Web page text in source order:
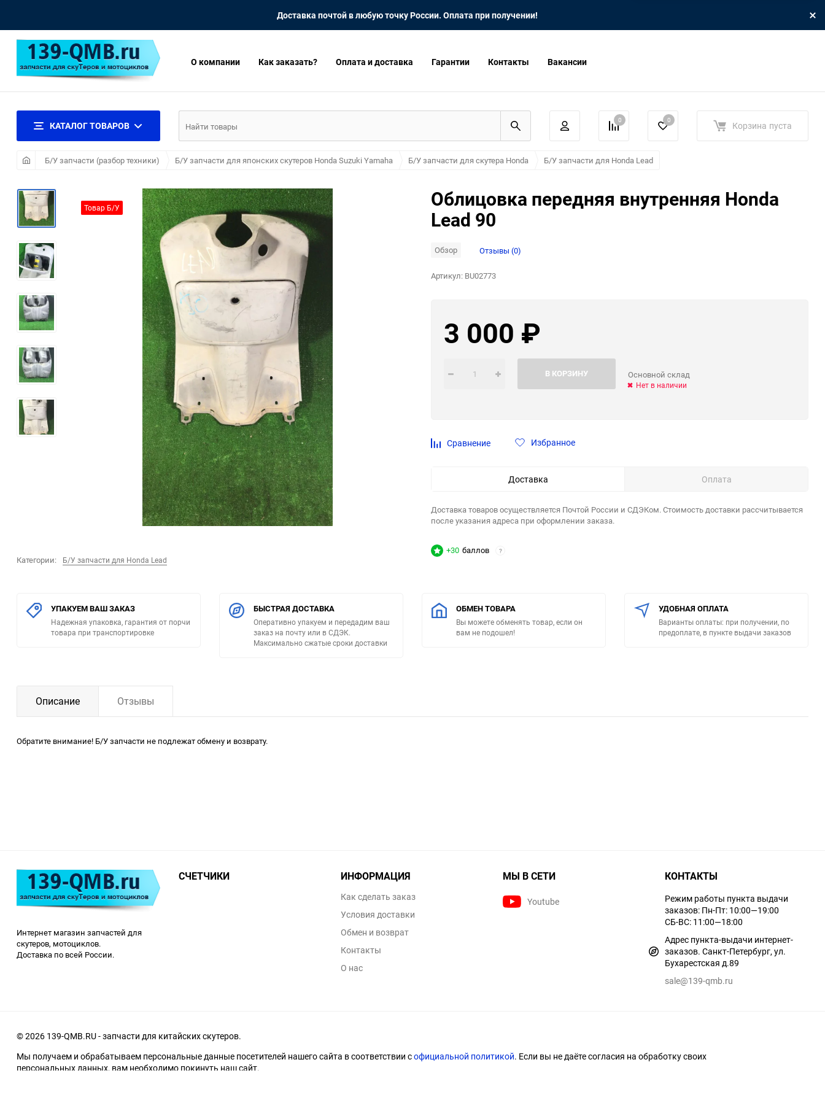
Доставка почтой в любую точку России. Оплата при получении!
О компании Как заказать? Оплата и доставка Гарантии Контакты Вакансии
КАТАЛОГ ТОВАРОВ 0 0 Корзина пуста
Б/У запчасти (разбор техники) Б/У запчасти для японских скутеров Honda Suzuki Yamaha Б/У запчасти для скутера Honda Б/У запчасти для Honda Lead
Товар Б/У
Категории: Б/У запчасти для Honda Lead
Облицовка передняя внутренняя Honda
Lead 90
Обзор Отзывы (0)
Артикул: BU02773
3 000 ₽
В КОРЗИНУ Основной склад
Нет в наличии
Сравнение Избранное
Доставка Оплата
Доставка товаров осуществляется Почтой России и СДЭКом. Стоимость доставки рассчитывается
после указания адреса при оформлении заказа.
+30 баллов ?
УПАКУЕМ ВАШ ЗАКАЗ
Надежная упаковка, гарантия от порчи
товара при транспортировке
БЫСТРАЯ ДОСТАВКА
Оперативно упакуем и передадим ваш
заказ на почту или в СДЭК.
Максимально сжатые сроки доставки
ОБМЕН ТОВАРА
Вы можете обменять товар, если он
вам не подошел!
УДОБНАЯ ОПЛАТА
Варианты оплаты: при получении, по
предоплате, в пункте выдачи заказов
Описание Отзывы
Обратите внимание! Б/У запчасти не подлежат обмену и возврату.
Интернет магазин запчастей для
скутеров, мотоциклов.
Доставка по всей России.
СЧЕТЧИКИ ИНФОРМАЦИЯ
Как сделать заказ
Условия доставки
Обмен и возврат
Контакты
О нас
МЫ В СЕТИ
Youtube
КОНТАКТЫ
Режим работы пункта выдачи
заказов: Пн-Пт: 10:00—19:00
СБ-ВС: 11:00—18:00
Адрес пункта-выдачи интернет-
заказов. Санкт-Петербург, ул.
Бухарестская д.89
sale@139-qmb.ru
© 2026 139-QMB.RU - запчасти для китайских скутеров.
Мы получаем и обрабатываем персональные данные посетителей нашего сайта в соответствии софициальной политикой. Если вы не даёте согласия на обработку своих
персональных данных, вам необходимо покинуть наш сайт.